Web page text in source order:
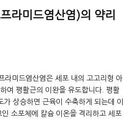
라미드염산염)의 약리
라미드염산염은 세포 내의 고고리형 아
여 평활근의 이완을 유도합니다. 평활
상승하면 근육이 수축하게 되는데 이
소포체에 칼슘 이온을 격리하고 세포